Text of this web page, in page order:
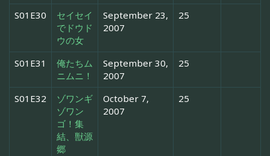
S01E30
セイセイ
でドウド
ウの女
September 23,
2007
25
S01E31
俺たちム
ニムニ！
September 30,
2007
25
S01E32
ゾワンギ
ゾワン
ゴ！集
結、獣源
郷
October 7,
2007
25